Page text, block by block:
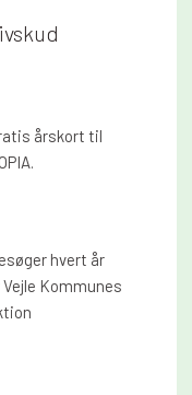
årskort til
hvert år
Vejle Kommunes